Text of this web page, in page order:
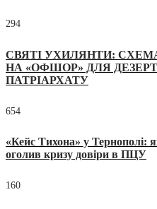
294
СВЯТІ УХИЛЯНТИ:
НА «ОФШОР» ДЛЯ
ПАТРІАРХАТУ
654
«Кейс Тихона» у Тернополі:
оголив кризу довіри в ПЦУ
160